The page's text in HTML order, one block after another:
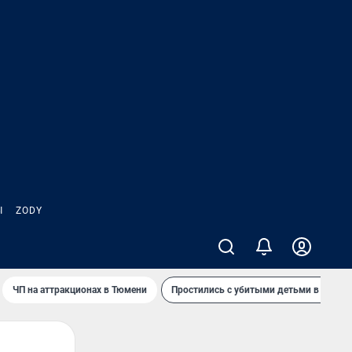
ZODY
ЧП на аттракционах в Тюмени Простились с убитыми детьми в